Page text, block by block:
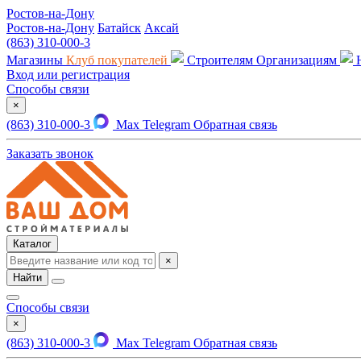
Ростов-на-Дону
Ростов-на-Дону Батайск Аксай
(863) 310-000-3
Магазины Клуб покупателей Строителям Организациям
Вход или регистрация
Способы связи
×
(863) 310-000-3 Max Telegram Обратная связь
Заказать звонок
Каталог
×
Найти
Способы связи
×
(863) 310-000-3 Max Telegram Обратная связь